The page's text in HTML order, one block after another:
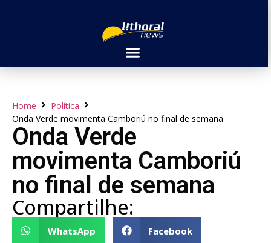
Home
Política
Onda Verde movimenta Camboriú no final de semana
Onda Verde
movimenta Camboriú
no final de semana
Compartilhe:
WhatsApp Facebook